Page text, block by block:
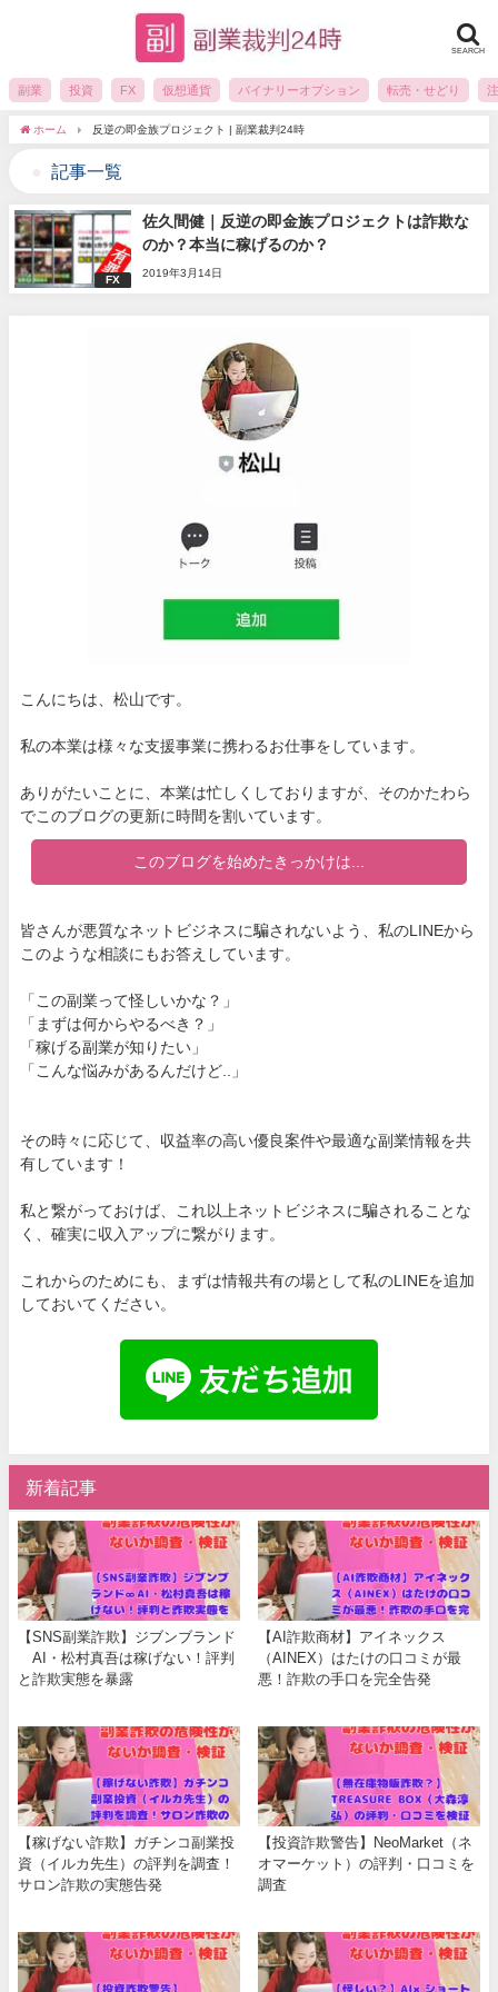
SEARCH
副業 投資 FX 仮想通貨 バイナリーオプション 転売・せどり
ホーム 反逆の即金族プロジェクト | 副業裁判24時
記事一覧
FX
佐久間健｜反逆の即金族プロジェクトは詐欺な
のか？本当に稼げるのか？
2019年3月14日
こんにちは、松山です。
私の本業は様々な支援事業に携わるお仕事をしています。
ありがたいことに、本業は忙しくしておりますが、そのかたわら
でこのブログの更新に時間を割いています。
このブログを始めたきっかけは...
皆さんが悪質なネットビジネスに騙されないよう、私のLINEから
このような相談にもお答えしています。
「この副業って怪しいかな？」
「まずは何からやるべき？」
「稼げる副業が知りたい」
「こんな悩みがあるんだけど..」
その時々に応じて、収益率の高い優良案件や最適な副業情報を共
有しています！
私と繋がっておけば、これ以上ネットビジネスに騙されることな
く、確実に収入アップに繋がります。
これからのためにも、まずは情報共有の場として私のLINEを追加
しておいてください。
新着記事
【SNS副業詐欺】ジブンブランド
∞AI・松村真吾は稼げない！評判
と詐欺実態を暴露
【AI詐欺商材】アイネックス
（AINEX）はたけの口コミが最
悪！詐欺の手口を完全告発
【稼げない詐欺】ガチンコ副業投
資（イルカ先生）の評判を調査！
サロン詐欺の実態告発
【投資詐欺警告】NeoMarket（ネ
オマーケット）の評判・口コミを
調査